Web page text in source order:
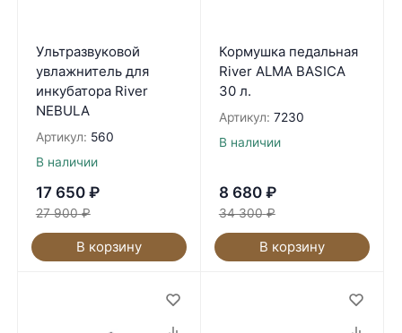
Ультразвуковой
увлажнитель для
инкубатора River
NEBULA
Артикул: 560
В наличии
17 650 ₽
27 900 ₽
В корзину
Кормушка педальная
River ALMA BASICA
30 л.
Артикул: 7230
В наличии
8 680 ₽
34 300 ₽
В корзину